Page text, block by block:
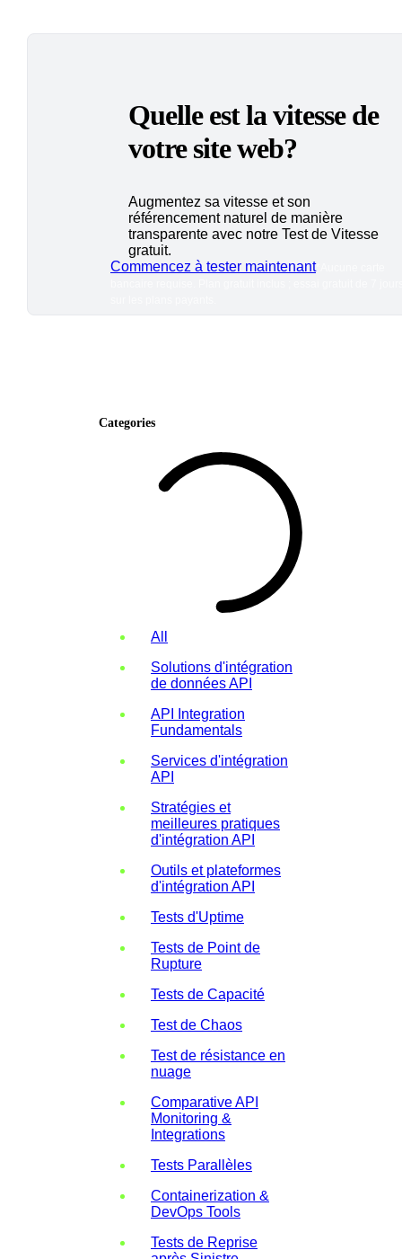
Quelle est la vitesse de
votre site web?
Augmentez sa vitesse et son
référencement naturel de manière
transparente avec notre Test de Vitesse
gratuit.
Commencez à tester maintenant*Aucune carte
Categories
All
Solutions d'intégration
de données API
API Integration
Fundamentals
Services d'intégration
API
Stratégies et
meilleures pratiques
d'intégration API
Outils et plateformes
d'intégration API
Tests d'Uptime
Tests de Point de
Rupture
Tests de Capacité
Test de Chaos
Test de résistance en
nuage
Comparative API
Monitoring &
Integrations
Tests Parallèles
Containerization &
DevOps Tools
Tests de Reprise